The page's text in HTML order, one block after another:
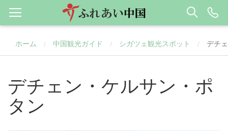
ホーム / 中国観光ガイド / シガツェ観光スポット / デチ
デチェン・ケルサン・ポ
タン